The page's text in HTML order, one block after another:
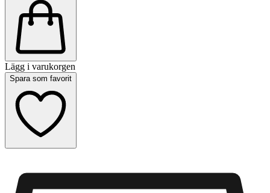
Lägg i varukorgen
Spara som favorit